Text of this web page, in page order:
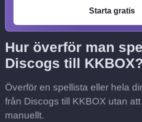
Starta gratis
Hur överför man
Discogs till
Överför en spellista eller hela
från Discogs till KKBOX utan
manuellt.